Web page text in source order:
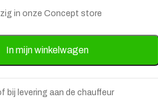
in onze Concept store
aantal
In mijn winkelwagen
bij levering aan de chauffeur